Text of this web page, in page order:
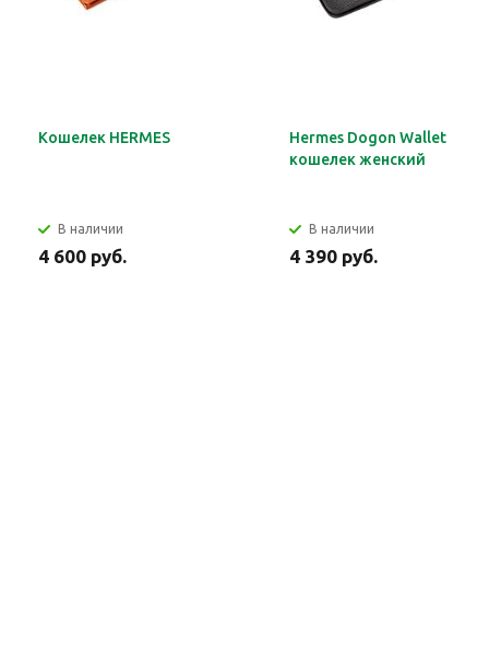
Кошелек HERMES
В наличии
4 600 руб.
Hermes Dogon Wallet
кошелек женский
В наличии
4 390 руб.